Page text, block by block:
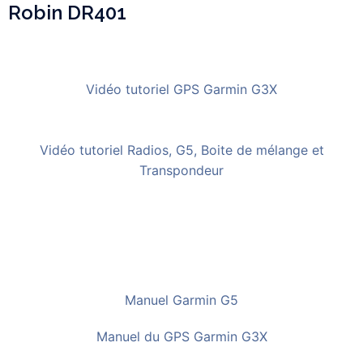
Robin DR401
Vidéo tutoriel GPS Garmin G3X
Vidéo tutoriel Radios, G5, Boite de mélange et
Transpondeur
Manuel Garmin G5
Manuel du GPS Garmin G3X